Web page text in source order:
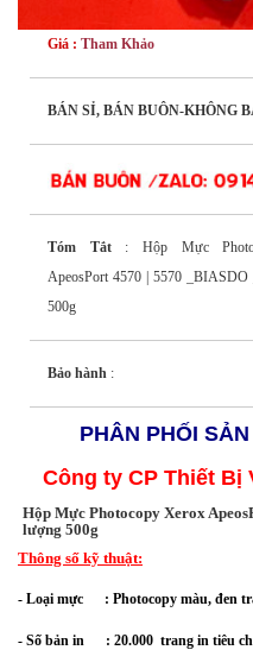
Giá : Tham Khảo
BÁN SỈ, BÁN BUÔN-KHÔNG
Tóm Tắt: Hộp Mực
ApeosPort 4570 | 5570
500g
Bảo hành :
PHÂN PHỐI
Công ty CP Thiết Bị
Hộp Mực Photocopy Xerox
lượng 500g
Thông số kỹ thuật:
- Loại mực : Photocopy màu, đen
- Số bản in : 20.000 trang in tiêu